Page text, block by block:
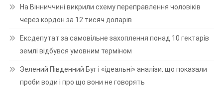
На Вінниччині викрили схему переправлення чоловіків
через кордон за 12 тисяч доларів
Ексдепутат за самовільне захоплення понад 10 гектарів
землі відбувся умовним терміном
Зелений Південний Буг і «ідеальні» аналізи: що показали
проби води і про що вони не говорять